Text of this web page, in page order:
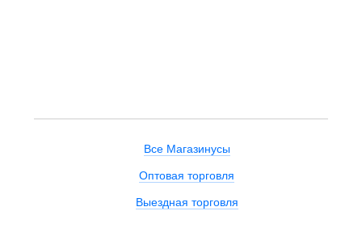
Все Магазинусы
Оптовая торговля
Выездная торговля